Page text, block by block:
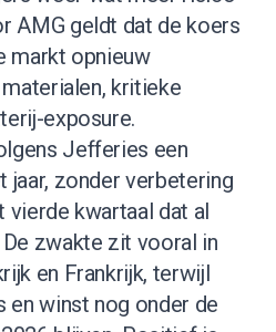
AMG geldt dat de koers
markt opnieuw
kritieke
exposure.
Jefferies een
jaar, zonder verbetering
vierde kwartaal dat al
zwakte zit vooral in
en Frankrijk, terwijl
winst nog onder de